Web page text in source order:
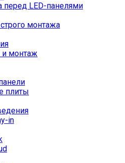
перед LED-панелями
монтажа
и монтаж
плиты
in